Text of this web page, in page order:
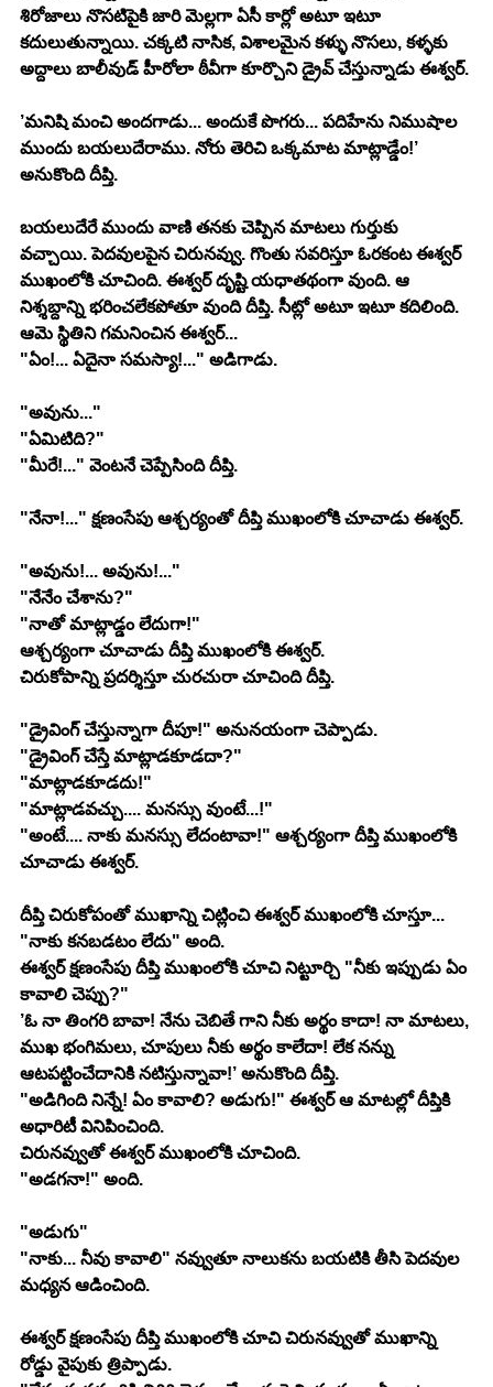
శిరోజాలు నొసటిపైకి జారి మెల్లగా ఏసీ కార్లో అటూ ఇటూ
కదులుతున్నాయి. చక్కటి నాసిక, విశాలమైన కళ్ళు నొసలు, కళ్ళకు
అద్దాలు బాలీవుడ్ హీరోలా ఠీవీగా కూర్చొని డ్రైవ్ చేస్తున్నాడు ఈశ్వర్.
’మనిషి మంచి అందగాడు... అందుకే పొగరు... పదిహేను నిముషాల
ముందు బయలుదేరాము. నోరు తెరిచి ఒక్కమాట మాట్లాడ్డేం!’
అనుకొంది దీప్తి.
బయలుదేరే ముందు వాణి తనకు చెప్పిన మాటలు గుర్తుకు
వచ్చాయి. పెదవులపైన చిరునవ్వు. గొంతు సవరిస్తూ ఓరకంట ఈశ్వర్
ముఖంలోకి చూచింది. ఈశ్వర్ దృష్టి యధాతథంగా వుంది. ఆ
నిశ్శబ్దాన్ని భరించలేకపోతూ వుంది దీప్తి. సీట్లో అటూ ఇటూ కదిలింది.
ఆమె స్థితిని గమనించిన ఈశ్వర్...
"ఏం!... ఏదైనా సమస్యా!..." అడిగాడు.
"అవును..."
"ఏమిటిది?"
"మీరే!..." వెంటనే చెప్పేసింది దీప్తి.
"నేనా!..." క్షణంసేపు ఆశ్చర్యంతో దీప్తి ముఖంలోకి చూచాడు ఈశ్వర్.
"అవును!... అవును!..."
"నేనేం చేశాను?"
"నాతో మాట్లాడ్డం లేదుగా!"
ఆశ్చర్యంగా చూచాడు దీప్తి ముఖంలోకి ఈశ్వర్.
చిరుకోపాన్ని ప్రదర్శిస్తూ చురచురా చూచింది దీప్తి.
"డ్రైవింగ్ చేస్తున్నాగా దీపూ!" అనునయంగా చెప్పాడు.
"డ్రైవింగ్ చేస్తే మాట్లాడకూడదా?"
"మాట్లాడకూడదు!"
"మాట్లాడవచ్చు.... మనస్సు వుంటే...!"
"అంటే.... నాకు మనస్సు లేదంటావా!" ఆశ్చర్యంగా దీప్తి ముఖంలోకి
చూచాడు ఈశ్వర్.
దీప్తి చిరుకోపంతో ముఖాన్ని చిట్లించి ఈశ్వర్ ముఖంలోకి చూస్తూ...
"నాకు కనబడటం లేదు" అంది.
ఈశ్వర్ క్షణంసేపు దీప్తి ముఖంలోకి చూచి నిట్టూర్చి "నీకు ఇప్పుడు ఏం
కావాలి చెప్పు?"
’ఓ నా తింగరి బావా! నేను చెబితే గాని నీకు అర్థం కాదా! నా మాటలు,
ముఖ భంగిమలు, చూపులు నీకు అర్థం కాలేదా! లేక నన్ను
ఆటపట్టించేదానికి నటిస్తున్నావా!’ అనుకొంది దీప్తి.
"అడిగింది నిన్నే! ఏం కావాలి? అడుగు!" ఈశ్వర్ ఆ మాటల్లో దీప్తికి
అధారిటీ వినిపించింది.
చిరునవ్వుతో ఈశ్వర్ ముఖంలోకి చూచింది.
"అడగనా!" అంది.
"అడుగు"
"నాకు... నీవు కావాలి" నవ్వుతూ నాలుకను బయటికి తీసి పెదవుల
మధ్యన ఆడించింది.
ఈశ్వర్ క్షణంసేపు దీప్తి ముఖంలోకి చూచి చిరునవ్వుతో ముఖాన్ని
రోడ్డు వైపుకు త్రిప్పాడు.